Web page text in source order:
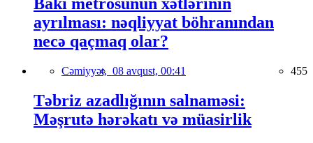
ayrılması: nəqliyyat böhranından
necə qaçmaq olar?
Cəmiyyət, 08 avqust, 00:41 455
Təbriz azadlığının salnaməsi:
Məşrutə hərəkatı və müasirlik